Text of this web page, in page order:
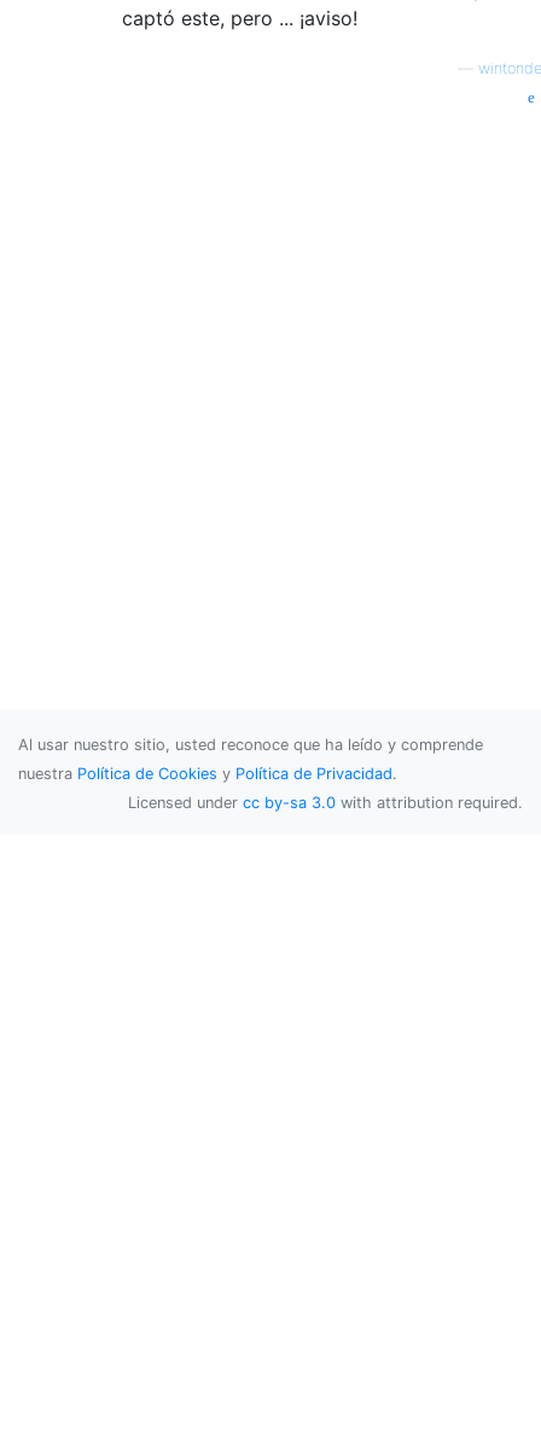
captó este, pero ... ¡aviso!
Al usar nuestro sitio, usted reconoce que ha leído y comprende
nuestra Política de Cookies y Política de Privacidad.
Licensed under cc by-sa 3.0 with attribution required.